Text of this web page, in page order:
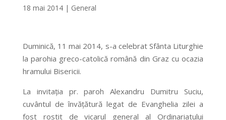
18 mai 2014| General
Duminică, 11 mai 2014, s-a celebrat Sfânta Liturghie
la parohia greco-catolică română din Graz cu ocazia
hramului Bisericii.
La invitaţia pr. paroh Alexandru Dumitru Suciu,
cuvântul de învăţătură legat de Evanghelia zilei a
fost rostit de vicarul general al Ordinariatului